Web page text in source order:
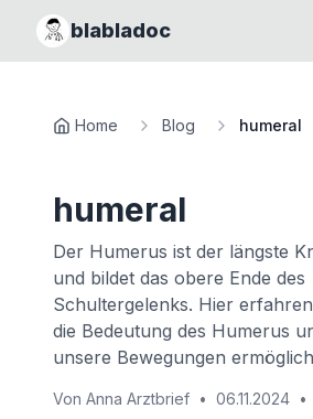
blabladoc
Home Blog humeral
humeral
Der Humerus ist der längste
und bildet das obere Ende des
Schultergelenks. Hier
die Bedeutung des Humerus
unsere Bewegungen
Von Anna Arztbrief • 06.11.2024 •